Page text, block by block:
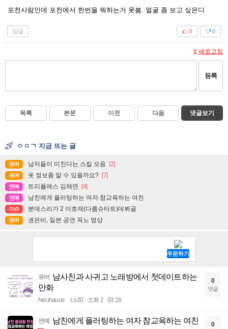
포천사람인데 포천에서 한번을 뭐하는거 못봄. 얼굴 좀 보고 싶은디
답글 0
0
새로고침
등록
목록 본문 이전 다음 댓글보기
ㅇㅇㄱ 지금 뜨는 글
유머 남자들이 미친다는 스킬 모음 [2]
유머 옷 정보좀 알 수 있을까요? [7]
연예 트리플에스 김채연 [4]
연예 남친에게 플러팅하는 여자 참교육하는 여친
이슈 분데스리가 2 이호재(다름슈타트)데뷔골
유머 권은비, 일본 공연 꼭노 영상
유머 남사친과 사귀고 노래방에서 첫데이트하는
만화
Neuhauus Lv.20 조회 2 03:18
0
댓글
연예 남친에게 플러팅하는 여자 참교육하는 여친 0